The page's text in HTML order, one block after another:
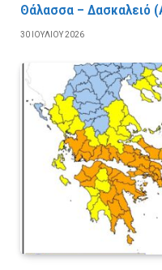
Θάλασσα – Δασκαλειό
30 ΙΟΥΛΊΟΥ 2026